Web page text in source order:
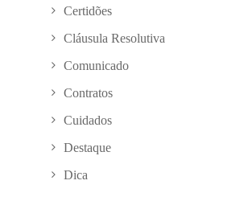
Certidões
Cláusula Resolutiva
Comunicado
Contratos
Cuidados
Destaque
Dica